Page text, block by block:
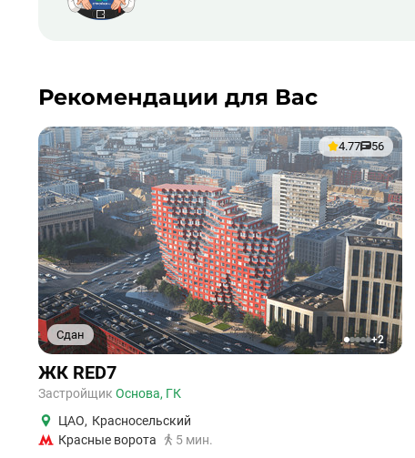
Рекомендации для Вас
Сдан
4.77 56
12345+2
ЖК RED7
Застройщик Основа, ГК
ЦАО, Красносельский
Красные ворота
5 мин.